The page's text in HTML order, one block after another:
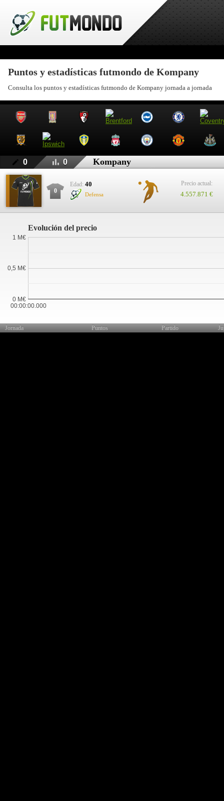
Puntos y estadísticas futmondo de Kompany
Consulta los puntos y estadísticas futmondo de Kompany jornada a jornada
0 0 Kompany
0
Edad: 40
Defensa
Precio actual:
4.557.871 €
Evolución del precio
00:00:00.000
0 M€
0,5 M€
1 M€
Jornada Puntos Partido